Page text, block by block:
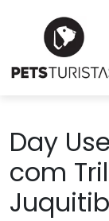
Day
com